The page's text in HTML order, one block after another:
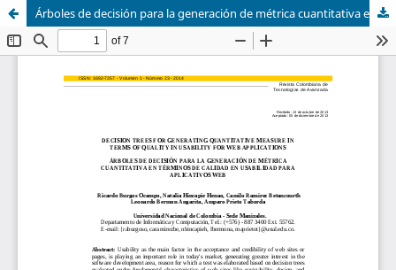
Árboles de decisión para la generación de métrica cuantitativa en términos de calidad en usabilidad para aplicativos web